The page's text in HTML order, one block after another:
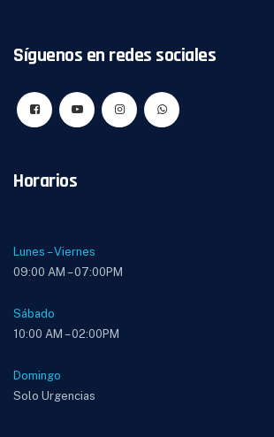
Síguenos en redes sociales
Horarios
Lunes – Viernes
09:00 AM – 07:00PM
Sábado
10:00 AM – 02:00PM
Domingo
Solo Urgencias